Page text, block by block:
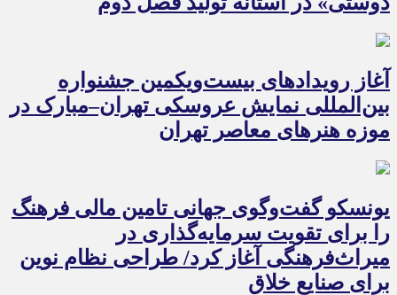
آغاز رویدادهای بیست‌ویکمین جشنواره
بین‌المللی نمایش عروسکی تهران–مبارک در
موزه هنرهای معاصر تهران
یونسکو گفت‌وگوی جهانی تامین مالی فرهنگ
را برای تقویت سرمایه‌گذاری در
میراث‌فرهنگی آغاز کرد/ طراحی نظام نوین
برای صنایع خلاق